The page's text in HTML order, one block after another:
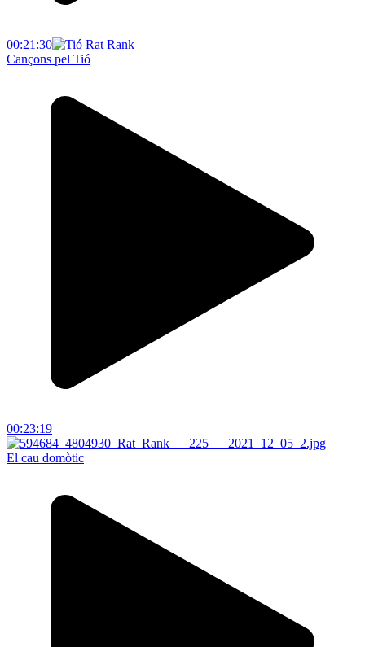
00:21:30
Cançons pel Tió
00:23:19
El cau domòtic